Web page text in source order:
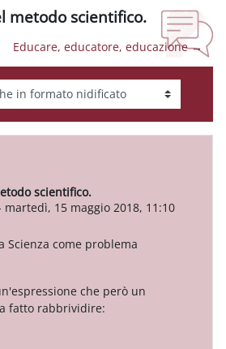
metodo scientifico.
Educare, educatore, educazione →
scientifico.
martedì, 15 maggio 2018, 11:10
Scienza come problema
che però un
fatto rabbrividire: